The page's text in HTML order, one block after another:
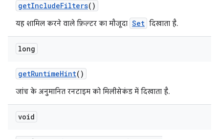
getIncludeFilters()
यह शामिल करने वाले फ़िल्टर का मौजूदा Set दिखाता है.
long
getRuntimeHint()
जांच के अनुमानित रनटाइम को मिलीसेकंड में दिखाता है.
void